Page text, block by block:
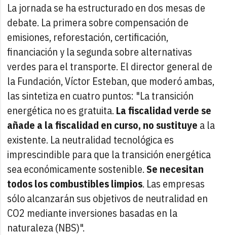
La jornada se ha estructurado en dos mesas de
debate. La primera sobre compensación de
emisiones, reforestación, certificación,
financiación y la segunda sobre alternativas
verdes para el transporte. El director general de
la Fundación, Víctor Esteban, que moderó ambas,
las sintetiza en cuatro puntos: "La transición
energética no es gratuita. La fiscalidad verde se
añade a la fiscalidad en curso, no sustituye a la
existente. La neutralidad tecnológica es
imprescindible para que la transición energética
sea económicamente sostenible.Se necesitan
todos los combustibles limpios. Las empresas
sólo alcanzarán sus objetivos de neutralidad en
CO2 mediante inversiones basadas en la
naturaleza (NBS)".